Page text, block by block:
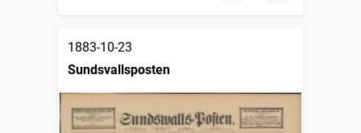
1883-10-23
Sundsvallsposten